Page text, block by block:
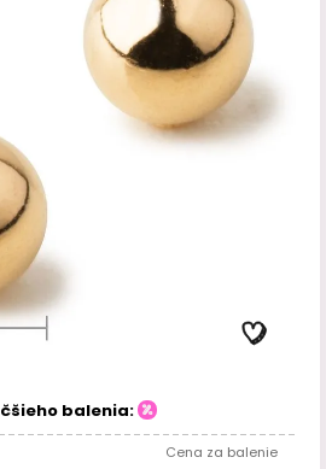
balenia:
Cena za balenie